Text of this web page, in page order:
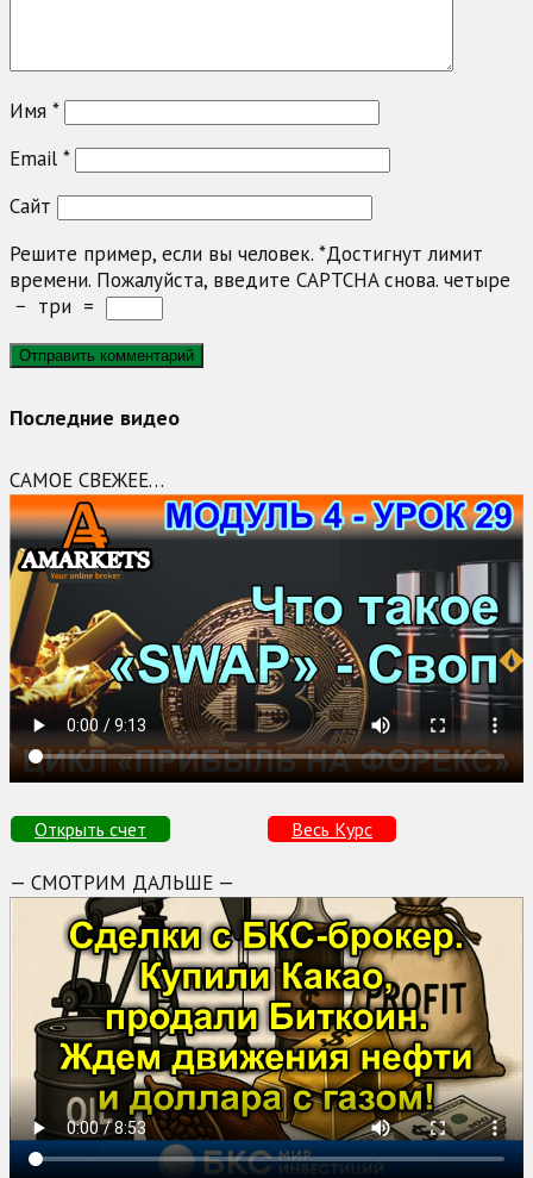
Имя *
Email *
Сайт
Решите пример, если вы человек. *Достигнут лимит
времени. Пожалуйста, введите CAPTCHA снова. четыре
− три =
Последние видео
САМОЕ СВЕЖЕЕ…
Открыть счет Весь Курс
— СМОТРИМ ДАЛЬШЕ —